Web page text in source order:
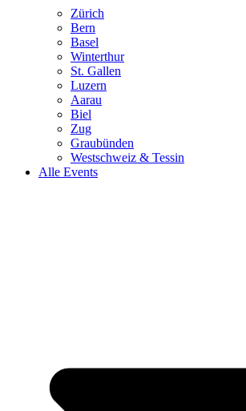
Zürich
Bern
Basel
Winterthur
St. Gallen
Luzern
Aarau
Biel
Zug
Graubünden
Westschweiz & Tessin
Alle Events